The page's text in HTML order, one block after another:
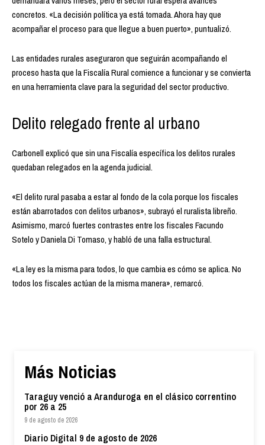
concretos. «La decisión política ya está tomada. Ahora hay que
acompañar el proceso para que llegue a buen puerto», puntualizó.
Las entidades rurales aseguraron que seguirán acompañando el
proceso hasta que la Fiscalía Rural comience a funcionar y se convierta
en una herramienta clave para la seguridad del sector productivo.
Delito relegado frente al urbano
Carbonell explicó que sin una Fiscalía específica los delitos rurales
quedaban relegados en la agenda judicial.
«El delito rural pasaba a estar al fondo de la cola porque los fiscales
están abarrotados con delitos urbanos», subrayó el ruralista libreño.
Asimismo, marcó fuertes contrastes entre los fiscales Facundo
Sotelo y Daniela Di Tomaso, y habló de una falla estructural.
«La ley es la misma para todos, lo que cambia es cómo se aplica. No
todos los fiscales actúan de la misma manera», remarcó.
Más Noticias
Taraguy venció a Aranduroga en el clásico correntino
por 26 a 25
9 de agosto de 2026
Diario Digital 9 de agosto de 2026